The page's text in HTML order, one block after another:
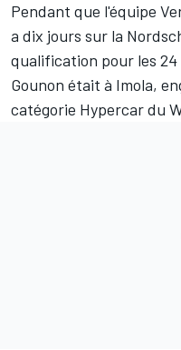
Pendant que l'équipe
a dix jours sur la
qualification pour les
Gounon était à Imola,
catégorie Hypercar du